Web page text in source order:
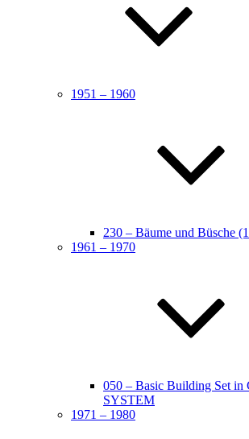
1951 – 1960
230 – Bäume und Büsche
1961 – 1970
050 – Basic Building Set in
SYSTEM
1971 – 1980